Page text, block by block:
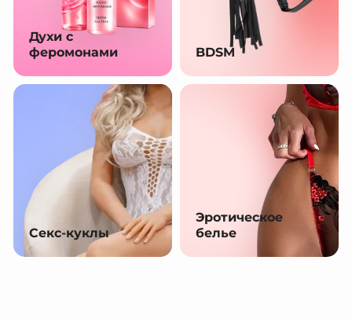
Духи с
феромонами
BDSM
Секс-куклы
Эротическое
белье